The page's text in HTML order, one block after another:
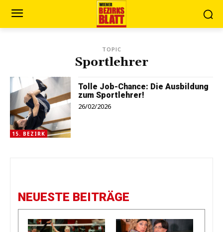
TOPIC
Sportlehrer
15. BEZIRK
Tolle Job-Chance: Die Ausbildung
zum Sportlehrer!
26/02/2026
NEUESTE BEITRÄGE